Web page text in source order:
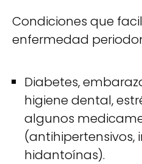
Condiciones que
enfermedad
Diabetes,
higiene dental,
algunos
(antihipertensivos,
hidantoínas).